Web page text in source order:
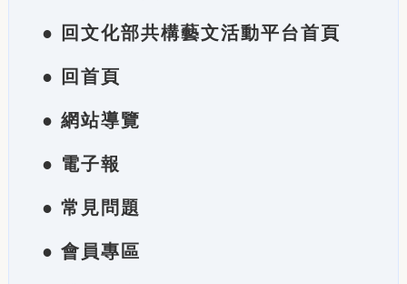
● 回文化部共構藝文活動平台首頁
● 回首頁
● 網站導覽
● 電子報
● 常見問題
● 會員專區